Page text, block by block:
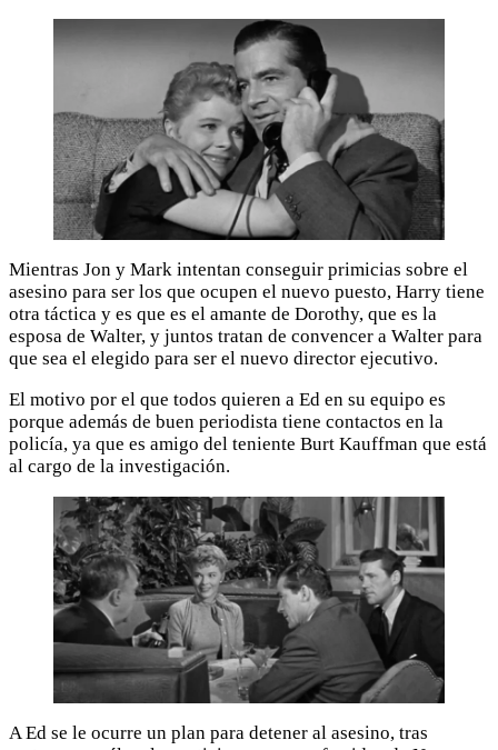
Mientras Jon y Mark intentan conseguir primicias sobre el
asesino para ser los que ocupen el nuevo puesto, Harry tiene
otra táctica y es que es el amante de Dorothy, que es la
esposa de Walter, y juntos tratan de convencer a Walter para
que sea el elegido para ser el nuevo director ejecutivo.
El motivo por el que todos quieren a Ed en su equipo es
porque además de buen periodista tiene contactos en la
policía, ya que es amigo del teniente Burt Kauffman que está
al cargo de la investigación.
A Ed se le ocurre un plan para detener al asesino, tras